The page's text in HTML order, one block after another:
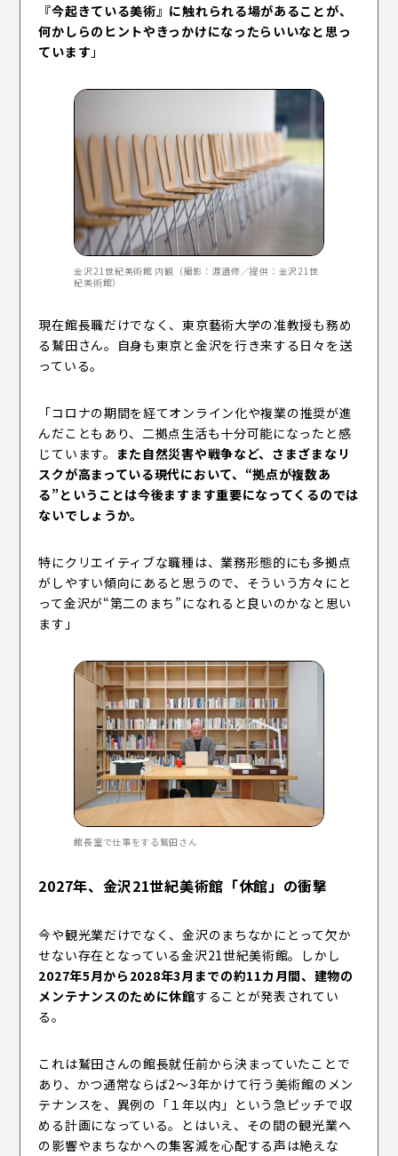
『今起きている美術』に触れられる場があることが、
何かしらのヒントやきっかけになったらいいなと思っ
ています 」
金沢21世紀美術館 内観（撮影：渡邉修／提供：金沢21世
紀美術館）
現在館長職だけでなく、東京藝術大学の准教授も務め
る鷲田さん。自身も東京と金沢を行き来する日々を送
っている。
「コロナの期間を経てオンライン化や複業の推奨が進
んだこともあり、二拠点生活も十分可能になったと感
じています。 また自然災害や戦争など、さまざまなリ
スクが高まっている現代において、“拠点が複数あ
る”ということは今後ますます重要になってくるのでは
ないでしょうか。
特にクリエイティブな職種は、業務形態的にも多拠点
がしやすい傾向にあると思うので、そういう方々にと
って金沢が“第二のまち”になれると良いのかなと思い
ます」
館長室で仕事をする鷲田さん
2027年、金沢21世紀美術館「休館」の衝撃
今や観光業だけでなく、金沢のまちなかにとって欠か
せない存在となっている金沢21世紀美術館。しかし
2027年5月から2028年3月までの約11カ月間、建物の
メンテナンスのために休館することが発表されてい
る。
これは鷲田さんの館長就任前から決まっていたことで
あり、かつ通常ならば2〜3年かけて行う美術館のメン
テナンスを、異例の「１年以内」という急ピッチで収
める計画になっている。とはいえ、その間の観光業へ
の影響やまちなかへの集客減を心配する声は絶えな